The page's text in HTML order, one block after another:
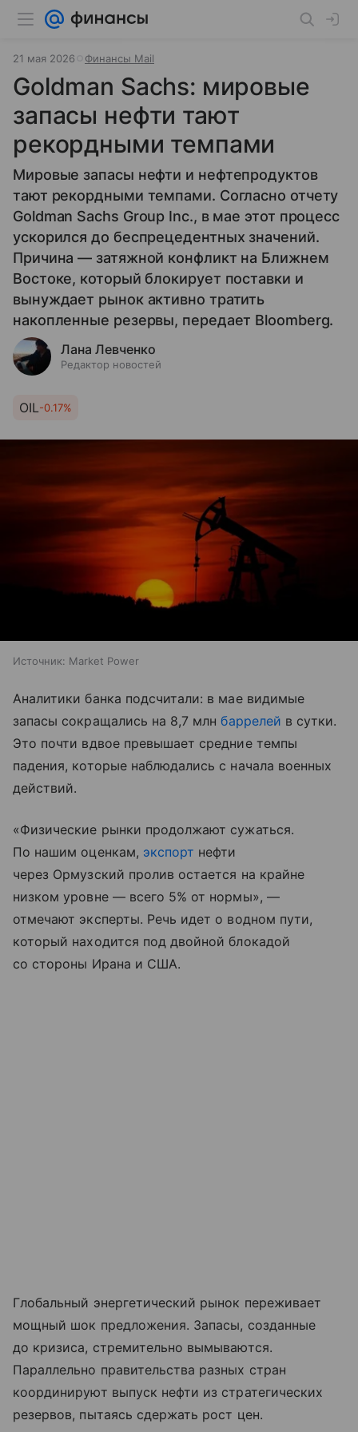
21 мая 2026 Финансы Mail
Goldman Sachs: мировые
запасы нефти тают
рекордными темпами
Мировые запасы нефти и нефтепродуктов
тают рекордными темпами. Согласно отчету
Goldman Sachs Group Inc., в мае этот процесс
ускорился до беспрецедентных значений.
Причина — затяжной конфликт на Ближнем
Востоке, который блокирует поставки и
вынуждает рынок активно тратить
накопленные резервы, передает Bloomberg.
Лана Левченко
Редактор новостей
OIL-0.17%
Источник: Market Power
Аналитики банка подсчитали: в мае видимые
запасы сокращались на 8,7 млнбаррелей в сутки.
Это почти вдвое превышает средние темпы
падения, которые наблюдались с начала военных
действий.
«Физические рынки продолжают сужаться.
По нашим оценкам, экспорт нефти
через Ормузский пролив остается на крайне
низком уровне — всего 5% от нормы», —
отмечают эксперты. Речь идет о водном пути,
который находится под двойной блокадой
со стороны Ирана и США.
Глобальный энергетический рынок переживает
мощный шок предложения. Запасы, созданные
до кризиса, стремительно вымываются.
Параллельно правительства разных стран
координируют выпуск нефти из стратегических
резервов, пытаясь сдержать рост цен.